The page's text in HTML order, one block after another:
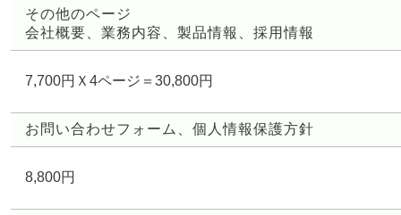
その他のページ
会社概要、業務内容、製品情報、採用情報
7,700円Ｘ4ページ＝30,800円
お問い合わせフォーム、個人情報保護方針
8,800円